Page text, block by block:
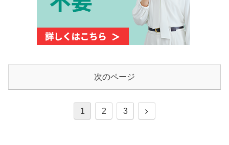
次のページ
1 2 3
次